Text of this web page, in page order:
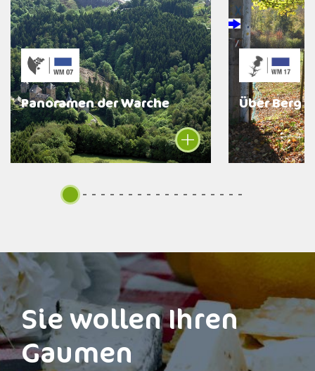
Panoramen der Warche Über Berg
Sie wollen Ihren
Gaumen